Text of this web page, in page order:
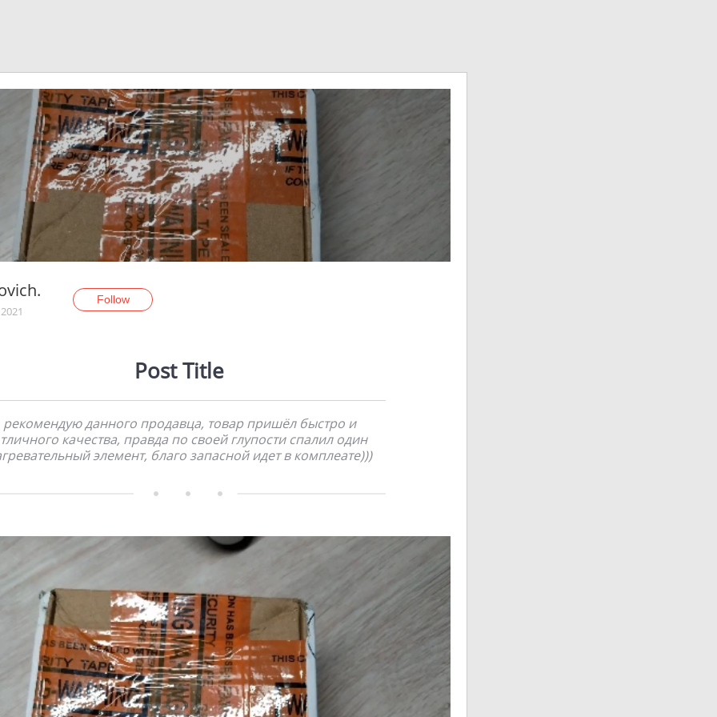
Follow
Post Title
рекомендую данного продавца, товар пришёл быстро и
качества, правда по своей глупости спалил один
элемент, благо запасной идет в комплеате)))